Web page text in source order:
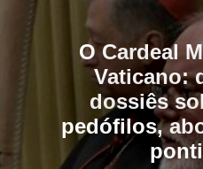
O Cardeal
Vaticano:
dossiês
pedófilos,